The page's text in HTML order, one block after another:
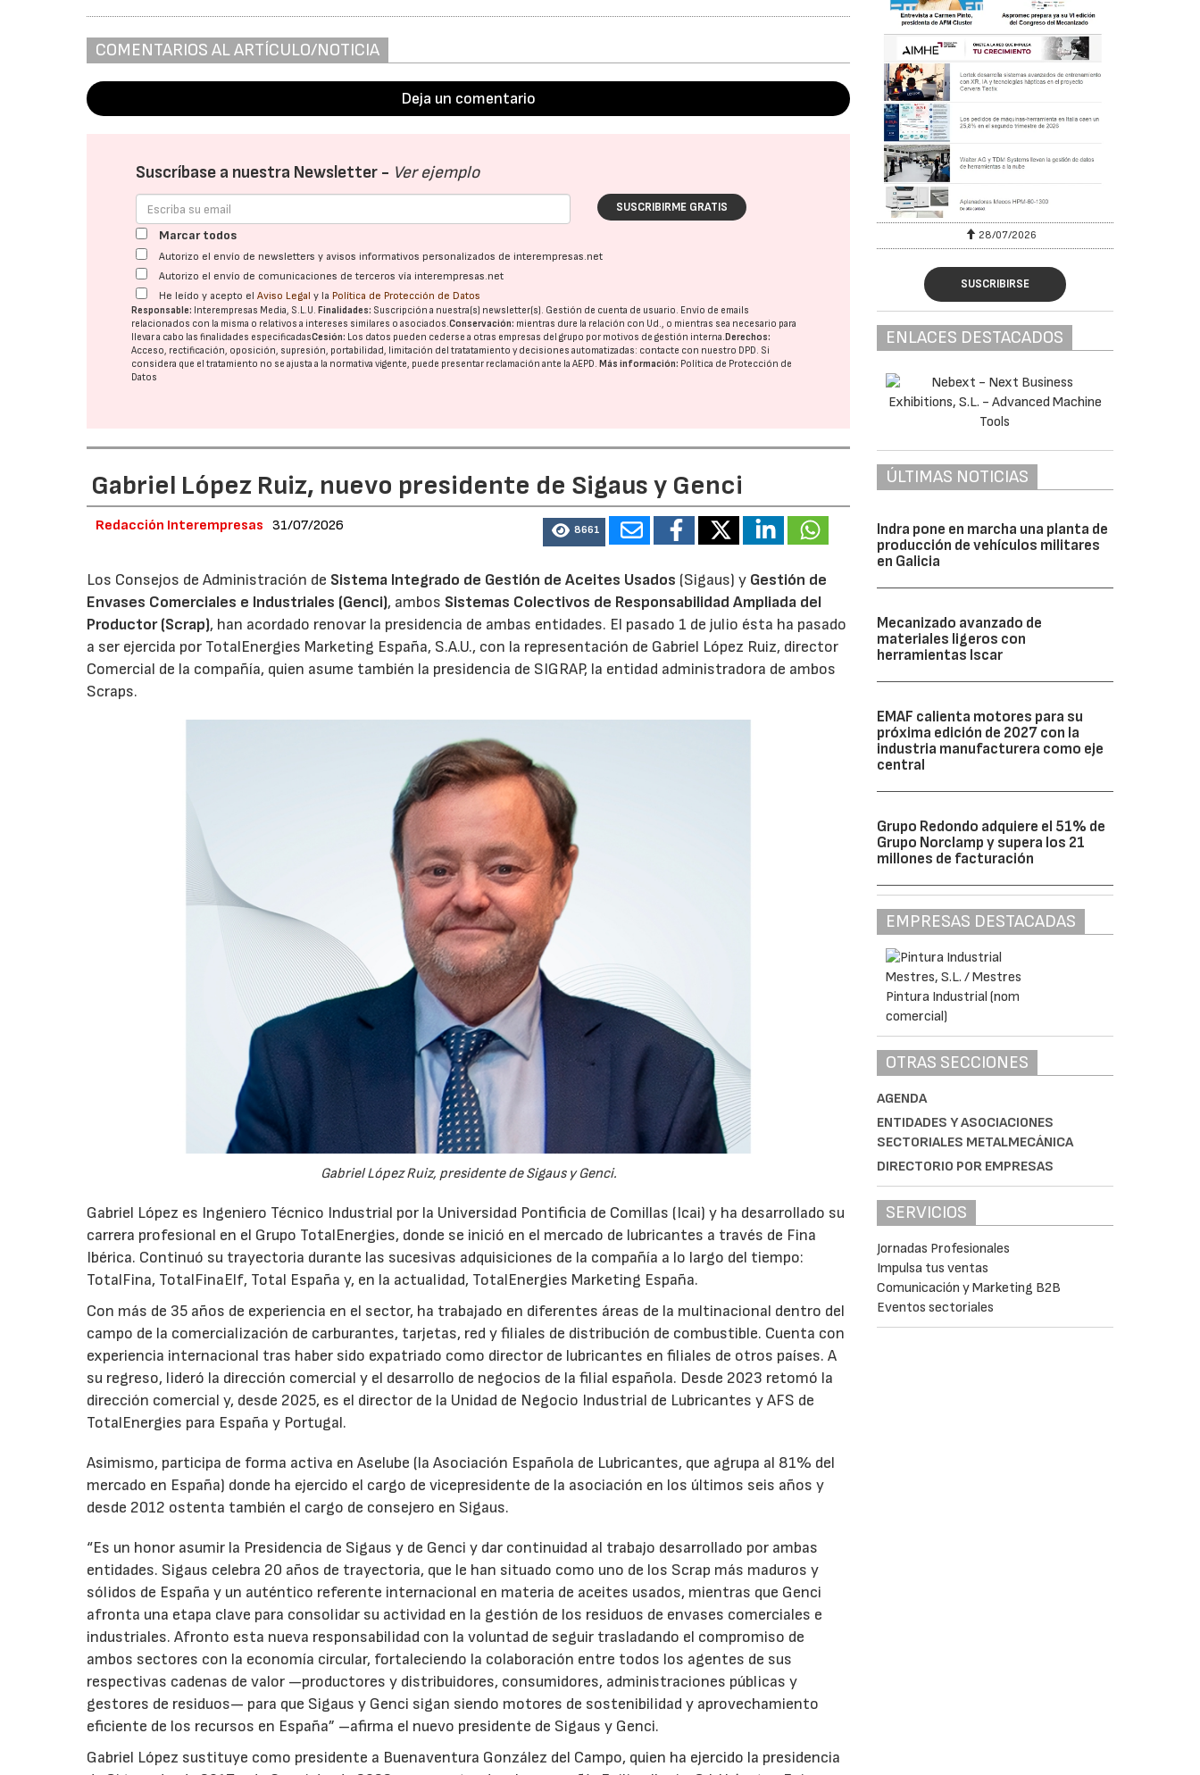
COMENTARIOS AL ARTÍCULO/NOTICIA
Deja un comentario
Suscríbase a nuestra Newsletter - Ver ejemplo
SUSCRIBIRME GRATIS
Marcar todos
Autorizo el envío de newsletters y avisos informativos personalizados de interempresas.net
Autorizo el envío de comunicaciones de terceros vía interempresas.net
He leído y acepto elAviso Legal y la Política de Protección de Datos
Responsable: Interempresas Media, S.L.U. Finalidades: Suscripción a nuestra(s) newsletter(s). Gestión de cuenta de usuario. Envío de emails
relacionados con la misma o relativos a intereses similares o asociados.Conservación: mientras dure la relación con Ud., o mientras sea necesario para
llevar a cabo las finalidades especificadasCesión: Los datos pueden cederse a otras empresas del grupo por motivos de gestión interna. Derechos:
Acceso, rectificación, oposición, supresión, portabilidad, limitación del tratatamiento y decisiones automatizadas: contacte con nuestro DPD. Si
considera que el tratamiento no se ajusta a la normativa vigente, puede presentar reclamación ante laAEPD. Más información: Política de Protección de
Datos
Gabriel López Ruiz, nuevo presidente de Sigaus y Genci
Redacción Interempresas 31/07/2026 8661
Los Consejos de Administración de Sistema Integrado de Gestión de Aceites Usados (Sigaus) y Gestión de
Envases Comerciales e Industriales (Genci), ambos Sistemas Colectivos de Responsabilidad Ampliada del
Productor (Scrap), han acordado renovar la presidencia de ambas entidades. El pasado 1 de julio ésta ha pasado
a ser ejercida por TotalEnergies Marketing España, S.A.U., con la representación de Gabriel López Ruiz, director
Comercial de la compañía, quien asume también la presidencia de SIGRAP, la entidad administradora de ambos
Scraps.
Gabriel López Ruiz, presidente de Sigaus y Genci.
Gabriel López es Ingeniero Técnico Industrial por la Universidad Pontificia de Comillas (Icai) y ha desarrollado su
carrera profesional en el Grupo TotalEnergies, donde se inició en el mercado de lubricantes a través de Fina
Ibérica. Continuó su trayectoria durante las sucesivas adquisiciones de la compañía a lo largo del tiempo:
TotalFina, TotalFinaElf, Total España y, en la actualidad, TotalEnergies Marketing España.
Con más de 35 años de experiencia en el sector, ha trabajado en diferentes áreas de la multinacional dentro del
campo de la comercialización de carburantes, tarjetas, red y filiales de distribución de combustible. Cuenta con
experiencia internacional tras haber sido expatriado como director de lubricantes en filiales de otros países. A
su regreso, lideró la dirección comercial y el desarrollo de negocios de la filial española. Desde 2023 retomó la
dirección comercial y, desde 2025, es el director de la Unidad de Negocio Industrial de Lubricantes y AFS de
TotalEnergies para España y Portugal.
Asimismo, participa de forma activa en Aselube (la Asociación Española de Lubricantes, que agrupa al 81% del
mercado en España) donde ha ejercido el cargo de vicepresidente de la asociación en los últimos seis años y
desde 2012 ostenta también el cargo de consejero en Sigaus.
“Es un honor asumir la Presidencia de Sigaus y de Genci y dar continuidad al trabajo desarrollado por ambas
entidades. Sigaus celebra 20 años de trayectoria, que le han situado como uno de los Scrap más maduros y
sólidos de España y un auténtico referente internacional en materia de aceites usados, mientras que Genci
afronta una etapa clave para consolidar su actividad en la gestión de los residuos de envases comerciales e
industriales. Afronto esta nueva responsabilidad con la voluntad de seguir trasladando el compromiso de
ambos sectores con la economía circular, fortaleciendo la colaboración entre todos los agentes de sus
respectivas cadenas de valor —productores y distribuidores, consumidores, administraciones públicas y
gestores de residuos— para que Sigaus y Genci sigan siendo motores de sostenibilidad y aprovechamiento
eficiente de los recursos en España” –afirma el nuevo presidente de Sigaus y Genci.
Gabriel López sustituye como presidente a Buenaventura González del Campo, quien ha ejercido la presidencia
28/07/2026
SUSCRIBIRSE
ENLACES DESTACADOS
ÚLTIMAS NOTICIAS
Indra pone en marcha una planta de
producción de vehículos militares
en Galicia
Mecanizado avanzado de
materiales ligeros con
herramientas Iscar
EMAF calienta motores para su
próxima edición de 2027 con la
industria manufacturera como eje
central
Grupo Redondo adquiere el 51% de
Grupo Norclamp y supera los 21
millones de facturación
EMPRESAS DESTACADAS
OTRAS SECCIONES
AGENDA
ENTIDADES Y ASOCIACIONES
SECTORIALES METALMECÁNICA
DIRECTORIO POR EMPRESAS
SERVICIOS
Jornadas Profesionales
Impulsa tus ventas
Comunicación y Marketing B2B
Eventos sectoriales